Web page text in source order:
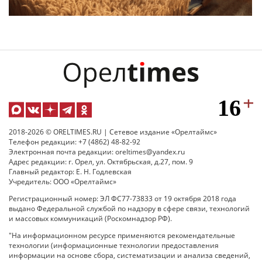
2018-2026 © ORELTIMES.RU | Сетевое издание «Орелтаймс»
Телефон редакции: +7 (4862) 48-82-92
Электронная почта редакции: oreltimes@yandex.ru
Адрес редакции: г. Орел, ул. Октябрьская, д.27, пом. 9
Главный редактор: Е. Н. Годлевская
Учредитель: ООО «Орелтаймс»
Регистрационный номер: ЭЛ ФС77-73833 от 19 октября 2018 года
выдано Федеральной службой по надзору в сфере связи, технологий
и массовых коммуникаций (Роскомнадзор РФ).
"На информационном ресурсе применяются рекомендательные
технологии (информационные технологии предоставления
информации на основе сбора, систематизации и анализа сведений,